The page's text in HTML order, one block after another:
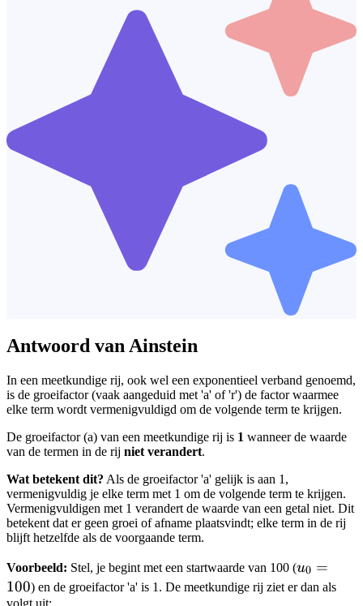
Antwoord van Ainstein
In een meetkundige rij, ook wel een exponentieel verband genoemd,
is de groeifactor (vaak aangeduid met 'a' of 'r') de factor waarmee
elke term wordt vermenigvuldigd om de volgende term te krijgen.
De groeifactor (a) van een meetkundige rij is 1 wanneer de waarde
van de termen in de rij niet verandert.
Wat betekent dit? Als de groeifactor 'a' gelijk is aan 1,
vermenigvuldig je elke term met 1 om de volgende term te krijgen.
Vermenigvuldigen met 1 verandert de waarde van een getal niet. Dit
betekent dat er geen groei of afname plaatsvindt; elke term in de rij
blijft hetzelfde als de voorgaande term.
Voorbeeld: Stel, je begint met een startwaarde van 100 (u_0
=
u0 =
100) en de groeifactor 'a' is 1. De meetkundige rij ziet er dan als
volgt uit: